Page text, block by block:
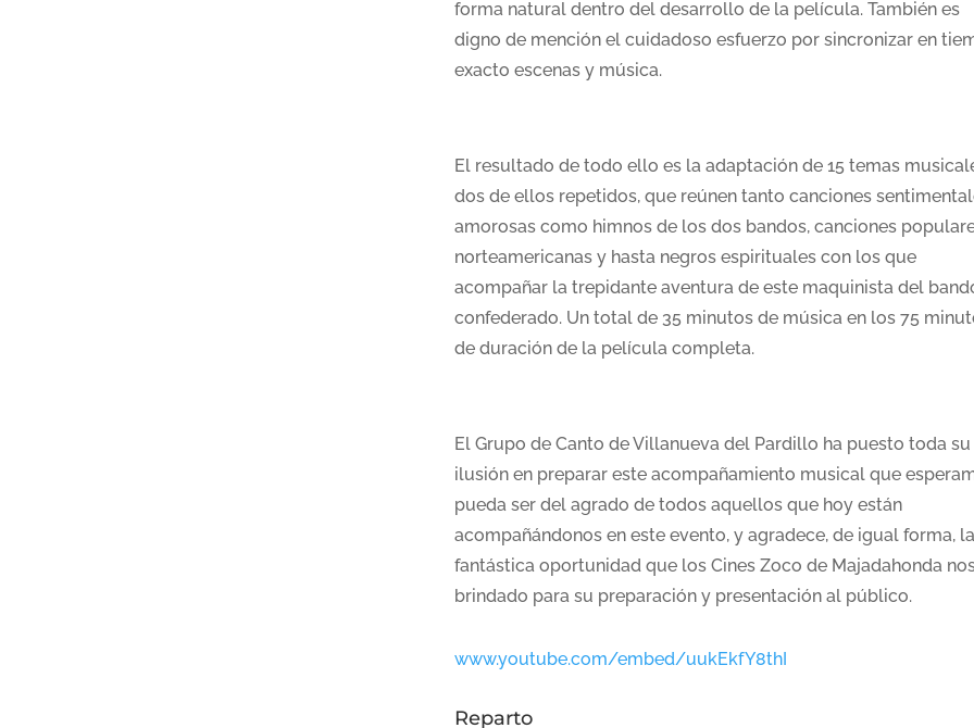
forma natural dentro del desarrollo de la película. También es
digno de mención el cuidadoso esfuerzo por sincronizar en
exacto escenas y música.
El resultado de todo ello es la adaptación de 15 temas
dos de ellos repetidos, que reúnen tanto canciones
amorosas como himnos de los dos bandos, canciones
norteamericanas y hasta negros espirituales con los que
acompañar la trepidante aventura de este maquinista del
confederado. Un total de 35 minutos de música en los 75
de duración de la película completa.
El Grupo de Canto de Villanueva del Pardillo ha puesto toda su
ilusión en preparar este acompañamiento musical que
pueda ser del agrado de todos aquellos que hoy están
acompañándonos en este evento, y agradece, de igual forma, la
fantástica oportunidad que los Cines Zoco de Majadahonda
brindado para su preparación y presentación al público.
www.youtube.com/embed/uukEkfY8thI
Reparto